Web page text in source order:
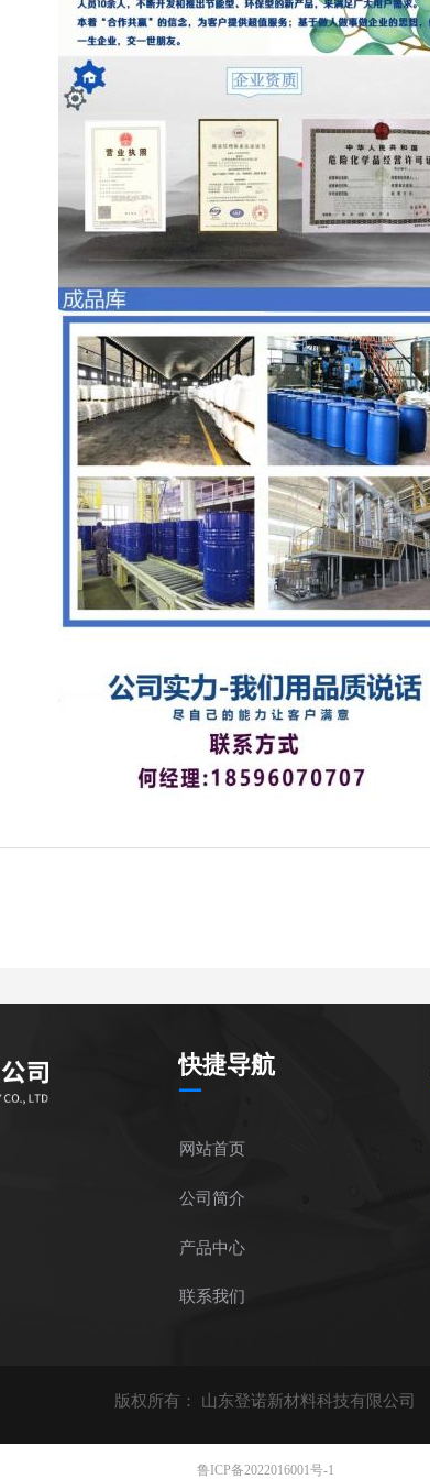
快捷导航
—
网站首页
公司简介
产品中心
联系我们
版权所有： 山东登诺新材料科技有限公司
鲁ICP备2022016001号-1